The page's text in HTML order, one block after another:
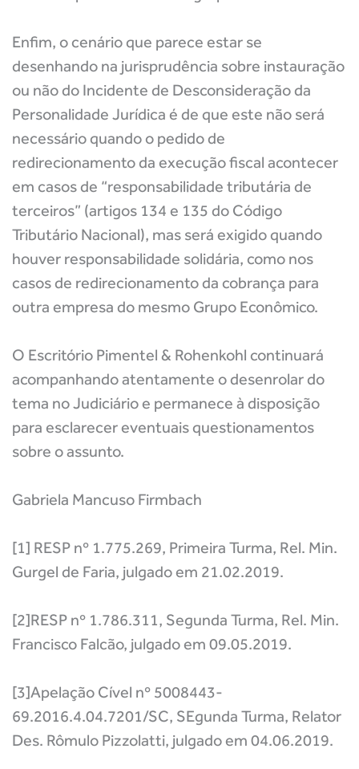
Enfim, o cenário que parece estar se
desenhando na jurisprudência sobre instauração
ou não do Incidente de Desconsideração da
Personalidade Jurídica é de que este não será
necessário quando o pedido de
redirecionamento da execução fiscal acontecer
em casos de “responsabilidade tributária de
terceiros” (artigos 134 e 135 do Código
Tributário Nacional), mas será exigido quando
houver responsabilidade solidária, como nos
casos de redirecionamento da cobrança para
outra empresa do mesmo Grupo Econômico.
O Escritório Pimentel & Rohenkohl continuará
acompanhando atentamente o desenrolar do
tema no Judiciário e permanece à disposição
para esclarecer eventuais questionamentos
sobre o assunto.
Gabriela Mancuso Firmbach
[1] RESP nº 1.775.269, Primeira Turma, Rel. Min.
Gurgel de Faria, julgado em 21.02.2019.
[2]RESP nº 1.786.311, Segunda Turma, Rel. Min.
Francisco Falcão, julgado em 09.05.2019.
[3]Apelação Cível nº 5008443-
69.2016.4.04.7201/SC, SEgunda Turma, Relator
Des. Rômulo Pizzolatti, julgado em 04.06.2019.